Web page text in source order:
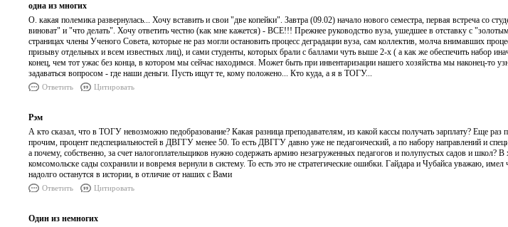
одна из многих
О. какая полемика развернулась... Хочу вставить и свои "две копейки". Завтра (09.02) начало нового семестра, первая встреча со
виноват" и "что делать". Хочу ответить честно (как мне кажется) - ВСЕ!!! Прежнее руководство вуза, ушедшее в отставку с
страницах члены Ученого Совета, которые не раз могли остановить процесс деградации вуза, сам коллектив, молча внимавших
призыву отдельных и всем известных лиц), и сами студенты, которых брали с баллами чуть выше 2-х ( а как же обеспечить набор
конец, чем тот ужас без конца, в котором мы сейчас находимся. Может быть при инвентаризации нашего хозяйства мы наконец-то
задаваться вопросом - где наши деньги. Пусть ищут те, кому положено... Кто куда, а я в ТОГУ...
Ответить Цитировать
Рэм
А кто сказал, что в ТОГУ невозможно педобразование? Какая разница преподавателям, из какой кассы получать зарплату? Еще
прочим, процент педспециальностей в ДВГГУ менее 50. То есть ДВГГУ давно уже не педагоический, а по набору направлений и
а почему, собственно, за счет налогоплательщиков нужно содержать армию незагруженных педагогов и полупустых садов и школ?
комсомольске сады сохранили и вовремя вернули в систему. То есть это не стратегические ошибки. Гайдара и Чубайса уважаю,
надолго останутся в истории, в отличие от наших с Вами
Ответить Цитировать
Один из немногих